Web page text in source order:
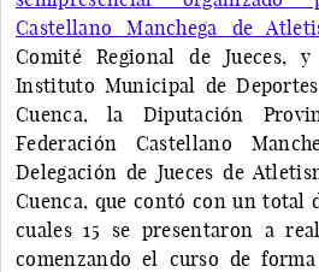
Castellano Manchega de
Comité Regional de Jueces,
Instituto Municipal de
Cuenca, la Diputación
Federación Castellano
Delegación de Jueces de
Cuenca, que contó con un total
cuales 15 se presentaron a
comenzando el curso de